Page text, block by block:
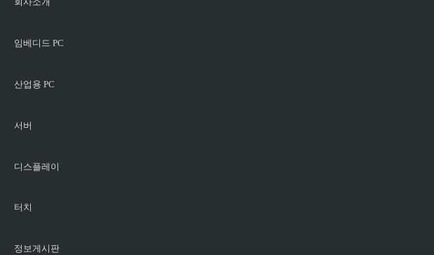
임베디드 PC
산업용 PC
서버
디스플레이
터치
정보게시판